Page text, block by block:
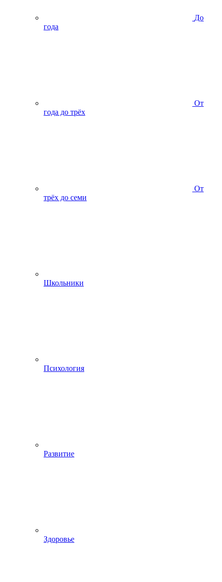
До
года
От
года до трёх
От
трёх до семи
Школьники
Психология
Развитие
Здоровье